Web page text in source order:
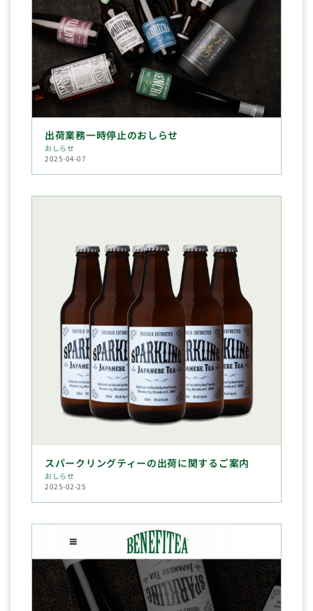
出荷業務一時停止のおしらせ
おしらせ
2025-04-07
スパークリングティーの出荷に関するご案内
おしらせ
2025-02-25